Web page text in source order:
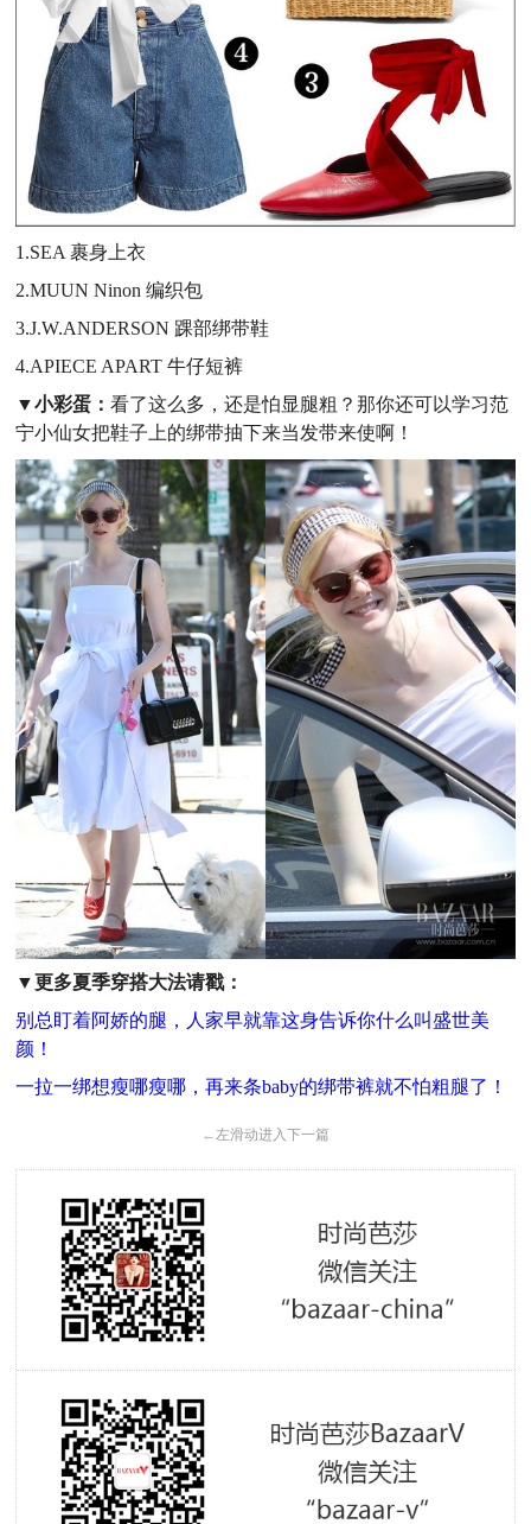
1.SEA 裹身上衣
2.MUUN Ninon 编织包
3.J.W.ANDERSON 踝部绑带鞋
4.APIECE APART 牛仔短裤
▼小彩蛋：看了这么多，还是怕显腿粗？那你还可以学习范
宁小仙女把鞋子上的绑带抽下来当发带来使啊！
▼更多夏季穿搭大法请戳：
别总盯着阿娇的腿，人家早就靠这身告诉你什么叫盛世美
颜！
一拉一绑想瘦哪瘦哪，再来条baby的绑带裤就不怕粗腿了！
←左滑动进入下一篇